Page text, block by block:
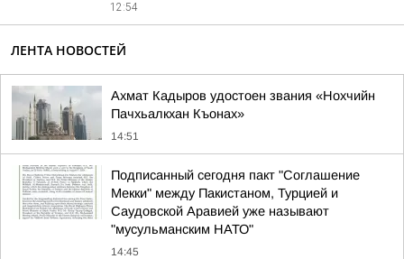
12:54
ЛЕНТА НОВОСТЕЙ
Ахмат Кадыров удостоен звания «Нохчийн
Пачхьалкхан Къонах»
14:51
Подписанный сегодня пакт "Соглашение
Мекки" между Пакистаном, Турцией и
Саудовской Аравией уже называют
"мусульманским НАТО"
14:45